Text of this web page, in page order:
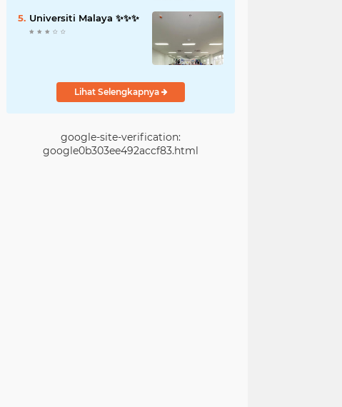
Universiti Malaya ✨️✨️✨️
Lihat Selengkapnya
google-site-verification:
google0b303ee492accf83.html